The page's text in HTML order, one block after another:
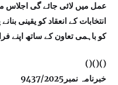
عمل میں لائی جائے گی اجلاس
انتخابات کے انعقاد کو یقینی
کو باہمی تعاون کے ساتھ اپنے
()()()
خبرنامہ نمبر9437/2025